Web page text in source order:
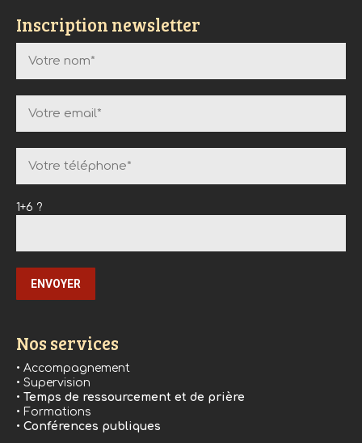
Inscription newsletter
1+6 ?
Nos services
• Accompagnement
• Supervision
• Temps de ressourcement et de prière
• Formations
• Conférences publiques